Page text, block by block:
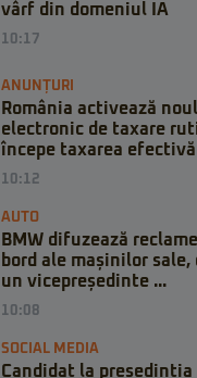
vârf din domeniul IA
10:17
ANUNȚURI
România activează
electronic de taxare
începe taxarea efectivă
10:12
AUTO
BMW difuzează
bord ale mașinilor
un vicepreședinte ...
10:08
SOCIAL MEDIA
Candidat la